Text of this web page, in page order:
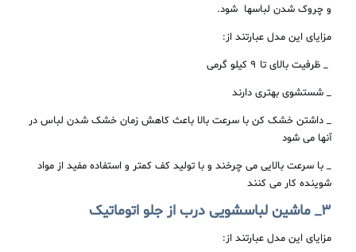
و چروک شدن لباسها شود.
مزایای این مدل عبارتند از:
_ ظرفیت بالای تا ۹ کیلو گرمی
_ شستشوی بهتری دارند
_ داشتن خشک کن با سرعت بالا باعث کاهش زمان خشک شدن لباس در
آنها می شود
_ با سرعت بالایی می چرخند و با تولید کف کمتر و استفاده مفید از مواد
شوینده کار می کنند
3
_ ماشین لباسشویی درب از جلو اتوماتیک
مزایای این مدل عبارتند از: